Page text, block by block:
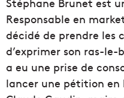
Responsable en
décidé de prendre les
d’exprimer son ras-
a eu une prise de
lancer une pétition en